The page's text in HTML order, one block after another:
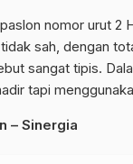
nomor urut 2
tidak sah, dengan
sangat tipis.
tapi
– Sinergia